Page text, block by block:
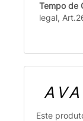
Tempo de
legal,
Este